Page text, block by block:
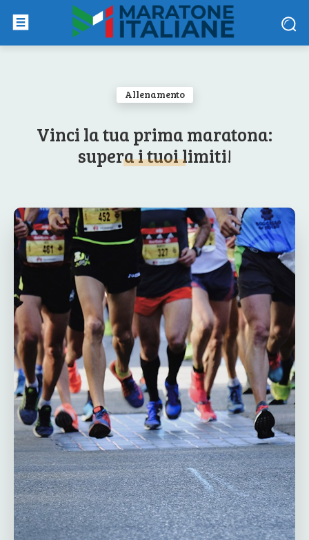
Allenamento
Vinci la tua prima maratona:
supera i tuoi limiti!